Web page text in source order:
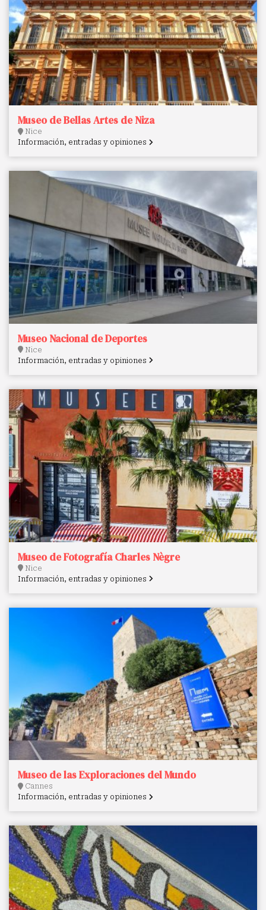
Museo de Bellas Artes de Niza
Nice
Información, entradas y opiniones
Museo Nacional de Deportes
Nice
Información, entradas y opiniones
Museo de Fotografía Charles Nègre
Nice
Información, entradas y opiniones
Museo de las Exploraciones del Mundo
Cannes
Información, entradas y opiniones